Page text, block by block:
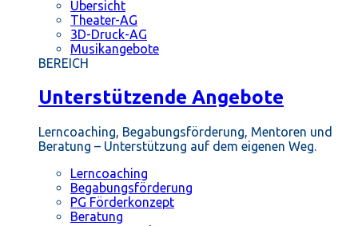
Übersicht
Theater-AG
3D-Druck-AG
Musikangebote
BEREICH
Unterstützende Angebote
Lerncoaching, Begabungsförderung, Mentoren und
Beratung – Unterstützung auf dem eigenen Weg.
Lerncoaching
Begabungsförderung
PG Förderkonzept
Beratung